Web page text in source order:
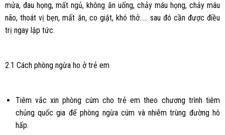
mửa, đau họng, mất ngủ, không ăn uống, chảy máu họng, chảy máu
não, thoát vị bẹn, mất ăn, co giật, khó thở….. sau đó cần được điều
trị ngay lập tức.
2.1 Cách phòng ngừa ho ở trẻ em
Tiêm vắc xin phòng cúm cho trẻ em theo chương trình tiêm
chủng quốc gia để phòng ngừa cúm và nhiễm trùng đường hô
hấp.